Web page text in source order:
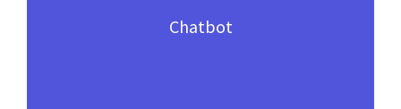
Chatbot